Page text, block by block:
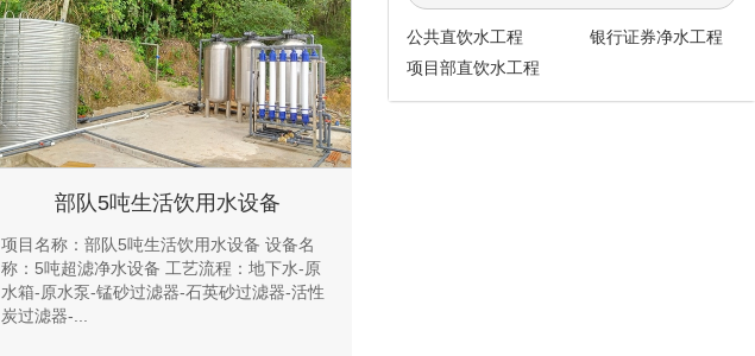
部队5吨生活饮用水设备
项目名称：部队5吨生活饮用水设备 设备名
称：5吨超滤净水设备 工艺流程：地下水-原
水箱-原水泵-锰砂过滤器-石英砂过滤器-活性
炭过滤器-...
公共直饮水工程
银行证券净水工程
项目部直饮水工程